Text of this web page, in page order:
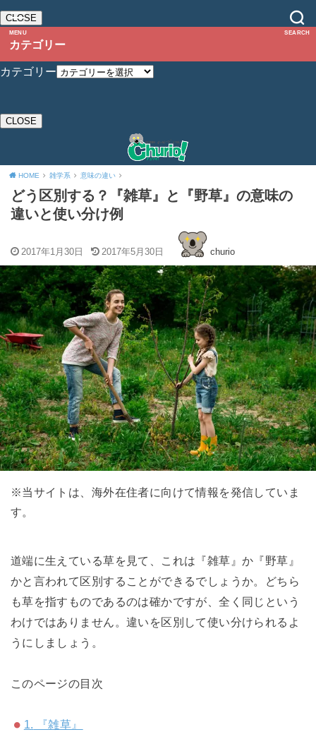
MENU
CLOSE
カテゴリー
カテゴリー
CLOSE
SEARCH
HOME 雑学系 意味の違い
どう区別する？『雑草』と『野草』の意味の
違いと使い分け例
2017年1月30日 2017年5月30日 churio
※当サイトは、海外在住者に向けて情報を発信していま
す。
道端に生えている草を見て、これは『雑草』か『野草』
かと言われて区別することができるでしょうか。どちら
も草を指すものであるのは確かですが、全く同じという
わけではありません。違いを区別して使い分けられるよ
うにしましょう。
このページの目次
1. 『雑草』